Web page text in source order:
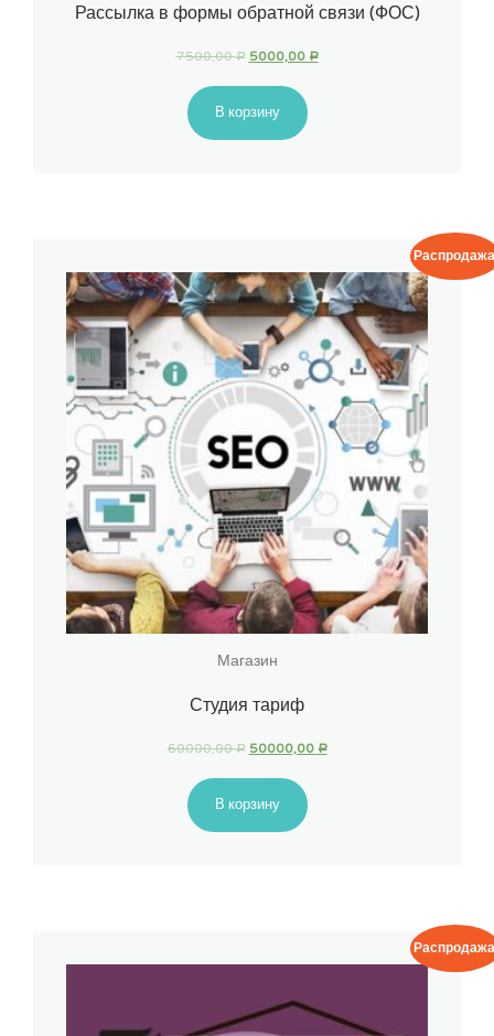
Рассылка в формы обратной связи (ФОС)
7500,00Р 5000,00 Р
В корзину
Магазин
Студия тариф
60000,00Р 50000,00 Р
В корзину